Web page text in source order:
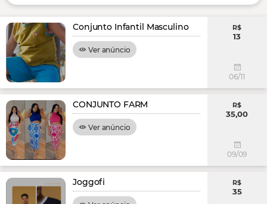
Conjunto Infantil Masculino
Ver anúncio
R$
13
06/11
CONJUNTO FARM
Ver anúncio
R$
35,00
09/09
Joggofi R$
35